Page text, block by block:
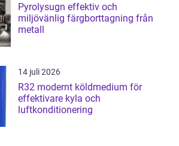
Pyrolysugn effektiv och
miljövänlig färgborttagning från
metall
14 juli 2026
R32 modernt köldmedium för
effektivare kyla och
luftkonditionering